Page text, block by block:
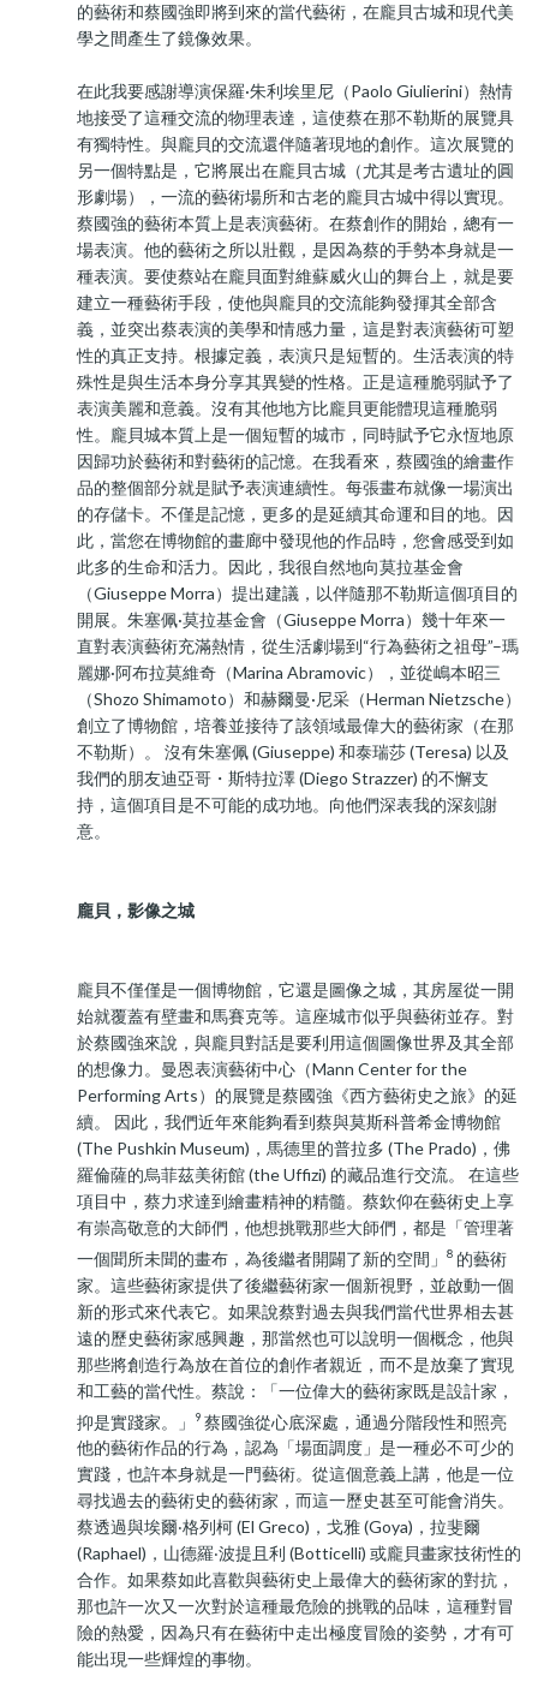
的藝術和蔡國強即將到來的當代藝術，在龐貝古城和現代美
學之間產生了鏡像效果。
在此我要感謝導演保羅·朱利埃里尼（Paolo Giulierini）熱情
地接受了這種交流的物理表達，這使蔡在那不勒斯的展覽具
有獨特性。與龐貝的交流還伴隨著現地的創作。這次展覽的
另一個特點是，它將展出在龐貝古城（尤其是考古遺址的圓
形劇場），一流的藝術場所和古老的龐貝古城中得以實現。
蔡國強的藝術本質上是表演藝術。在蔡創作的開始，總有一
場表演。他的藝術之所以壯觀，是因為蔡的手勢本身就是一
種表演。要使蔡站在龐貝面對維蘇威火山的舞台上，就是要
建立一種藝術手段，使他與龐貝的交流能夠發揮其全部含
義，並突出蔡表演的美學和情感力量，這是對表演藝術可塑
性的真正支持。根據定義，表演只是短暫的。生活表演的特
殊性是與生活本身分享其異變的性格。正是這種脆弱賦予了
表演美麗和意義。沒有其他地方比龐貝更能體現這種脆弱
性。龐貝城本質上是一個短暫的城市，同時賦予它永恆地原
因歸功於藝術和對藝術的記憶。在我看來，蔡國強的繪畫作
品的整個部分就是賦予表演連續性。每張畫布就像一場演出
的存儲卡。不僅是記憶，更多的是延續其命運和目的地。因
此，當您在博物館的畫廊中發現他的作品時，您會感受到如
此多的生命和活力。因此，我很自然地向莫拉基金會
（Giuseppe Morra）提出建議，以伴隨那不勒斯這個項目的
開展。朱塞佩·莫拉基金會（Giuseppe Morra）幾十年來一
直對表演藝術充滿熱情，從生活劇場到“行為藝術之祖母”–瑪
麗娜·阿布拉莫維奇（Marina Abramovic），並從嶋本昭三
（Shozo Shimamoto）和赫爾曼·尼采（Herman Nietzsche）
創立了博物館，培養並接待了該領域最偉大的藝術家（在那
不勒斯）。 沒有朱塞佩 (Giuseppe) 和泰瑞莎 (Teresa) 以及
我們的朋友迪亞哥・斯特拉澤 (Diego Strazzer) 的不懈支
持，這個項目是不可能的成功地。向他們深表我的深刻謝
意。
龐貝，影像之城
龐貝不僅僅是一個博物館，它還是圖像之城，其房屋從一開
始就覆蓋有壁畫和馬賽克等。這座城市似乎與藝術並存。對
於蔡國強來說，與龐貝對話是要利用這個圖像世界及其全部
的想像力。曼恩表演藝術中心（Mann Center for the
Performing Arts）的展覽是蔡國強《西方藝術史之旅》的延
續。 因此，我們近年來能夠看到蔡與莫斯科普希金博物館
(The Pushkin Museum)，馬德里的普拉多 (The Prado)，佛
羅倫薩的烏菲茲美術館 (the Uffizi) 的藏品進行交流。 在這些
項目中，蔡力求達到繪畫精神的精髓。蔡欽仰在藝術史上享
有崇高敬意的大師們，他想挑戰那些大師們，都是「管理著
一個聞所未聞的畫布，為後繼者開闢了新的空間」8 的藝術
家。這些藝術家提供了後繼藝術家一個新視野，並啟動一個
新的形式來代表它。如果說蔡對過去與我們當代世界相去甚
遠的歷史藝術家感興趣，那當然也可以說明一個概念，他與
那些將創造行為放在首位的創作者親近，而不是放棄了實現
和工藝的當代性。蔡說：「一位偉大的藝術家既是設計家，
抑是實踐家。」
9 蔡國強從心底深處，通過分階段性和照亮
他的藝術作品的行為，認為「場面調度」是一種必不可少的
實踐，也許本身就是一門藝術。從這個意義上講，他是一位
尋找過去的藝術史的藝術家，而這一歷史甚至可能會消失。
蔡透過與埃爾‧格列柯 (El Greco)，戈雅 (Goya)，拉斐爾
(Raphael)，山德羅‧波提且利 (Botticelli) 或龐貝畫家技術性的
合作。如果蔡如此喜歡與藝術史上最偉大的藝術家的對抗，
那也許一次又一次對於這種最危險的挑戰的品味，這種對冒
險的熱愛，因為只有在藝術中走出極度冒險的姿勢，才有可
能出現一些輝煌的事物。